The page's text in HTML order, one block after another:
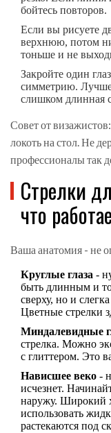
бойтесь повторов.
Если вы рисуете
верхнюю, потом
тоньше и не
Закройте один
симметрию. Лучше
слишком длинная
Совет от
локоть на стол. Не
профессионалы так
Стрелки
что
Ваша анатомия - не
Круглые глаза -
быть длинным и
сверху, но и
Цветные стрелки
Миндалевидные
стрелка. Можно
с глиттером. Это
Нависшее веко -
исчезнет.
наружу. Широкий
использовать
растекаются под